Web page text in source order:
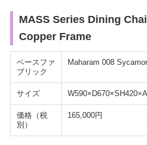
MASS Series Dining
Copper Frame
ベースファ
ブリック
Maharam 008
サイズ
価格（税
別）
165,000円